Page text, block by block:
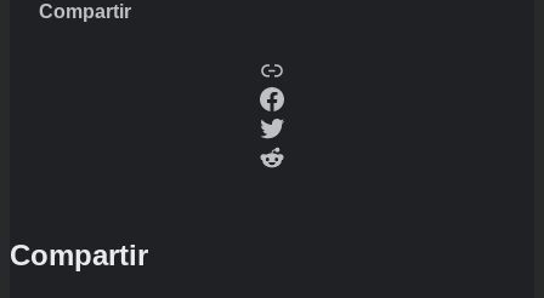
Compartir
Copy
Facebook
Twitter
Reddit
Compartir